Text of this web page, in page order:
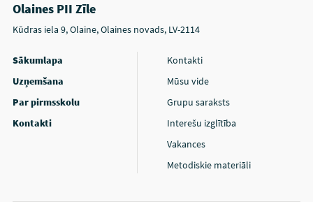
Olaines PII Zīle
Kūdras iela 9, Olaine, Olaines novads, LV-2114
Sākumlapa
Uzņemšana
Par pirmsskolu
Kontakti
Kontakti
Mūsu vide
Grupu saraksts
Interešu izglītība
Vakances
Metodiskie materiāli